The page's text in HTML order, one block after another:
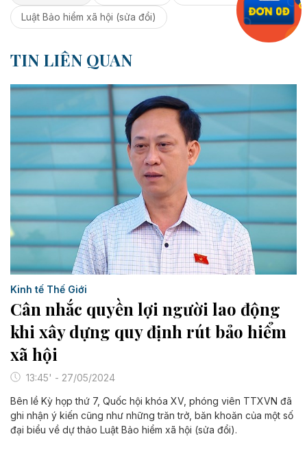
Luật Bảo hiểm xã hội (sửa đổi)
TIN LIÊN QUAN
Kinh tế Thế Giới
Cân nhắc quyền lợi người lao động
khi xây dựng quy định rút bảo hiểm
xã hội
13:45' - 27/05/2024
Bên lề Kỳ họp thứ 7, Quốc hội khóa XV, phóng viên TTXVN đã
ghi nhận ý kiến cũng như những trăn trở, băn khoăn của một số
đại biểu về dự thảo Luật Bảo hiểm xã hội (sửa đổi).